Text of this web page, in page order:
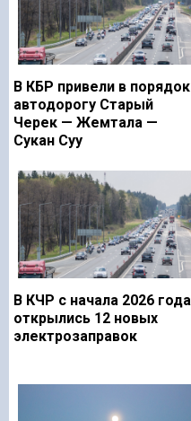
В КБР привели в порядок
автодорогу Старый
Черек — Жемтала —
Сукан Суу
В КЧР с начала 2026 года
открылись 12 новых
электрозаправок